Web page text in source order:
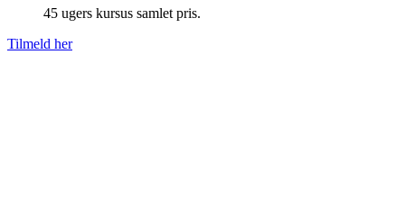
45 ugers kursus samlet pris.
Tilmeld her